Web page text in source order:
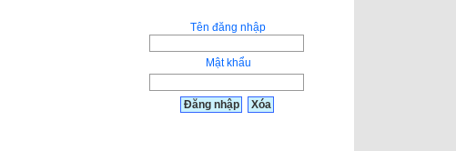
Tên đăng nhập
Mật khẩu